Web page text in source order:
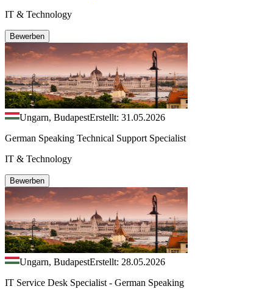
IT & Technology
Bewerben
Ungarn, BudapestErstellt: 31.05.2026
German Speaking Technical Support Specialist
IT & Technology
Bewerben
Ungarn, BudapestErstellt: 28.05.2026
IT Service Desk Specialist - German Speaking